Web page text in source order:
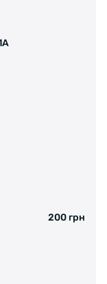
для
200 грн